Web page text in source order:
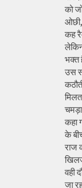
को
ओछी,
कह
भक्त
उस
कहा
के
राज
वही
जा